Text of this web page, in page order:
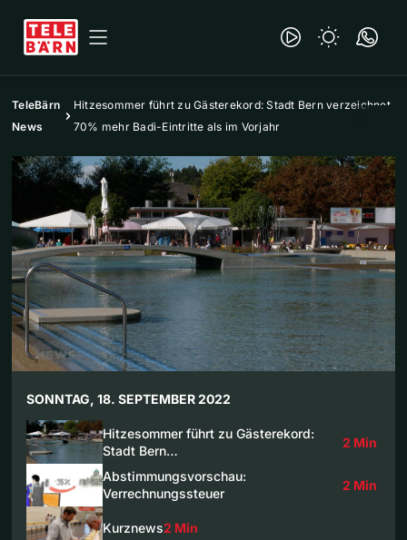
TeleBärn
News
Hitzesommer führt zu Gästerekord: Stadt Bern verzeichnet
70% mehr Badi-Eintritte als im Vorjahr
SONNTAG, 18. SEPTEMBER 2022
Hitzesommer führt zu Gästerekord:
Stadt Bern…
2 Min
Abstimmungsvorschau:
Verrechnungssteuer
2 Min
Kurznews2 Min